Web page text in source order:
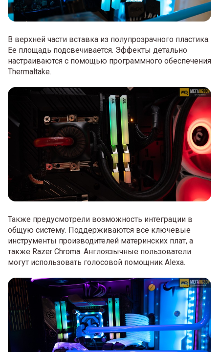
В верхней части вставка из полупрозрачного пластика.
Ее площадь подсвечивается. Эффекты детально
настраиваются с помощью программного обеспечения
Thermaltake.
Также предусмотрели возможность интеграции в
общую систему. Поддерживаются все ключевые
инструменты производителей материнских плат, а
также Razer Chroma. Англоязычные пользователи
могут использовать голосовой помощник Alexa.